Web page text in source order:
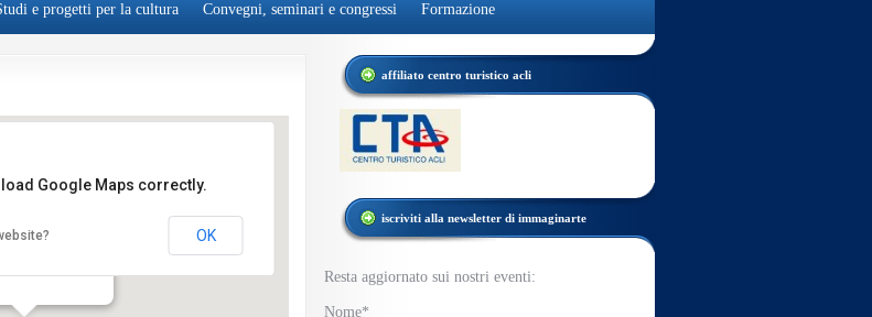
e progetti per la cultura Convegni, seminari e congressi Formazione
Google Maps correctly.
OK
affiliato centro turistico acli
iscriviti alla newsletter di immaginarte
Resta aggiornato sui nostri eventi:
Nome*